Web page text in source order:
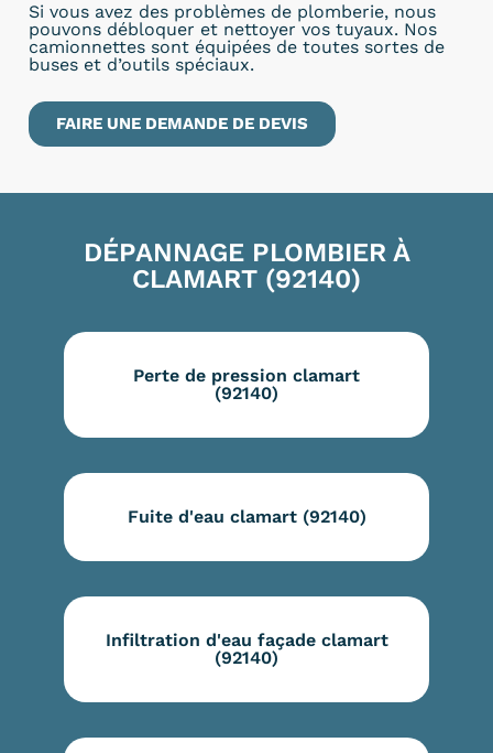
Si vous avez des problèmes de plomberie, nous
pouvons débloquer et nettoyer vos tuyaux. Nos
camionnettes sont équipées de toutes sortes de
buses et d’outils spéciaux.
FAIRE UNE DEMANDE DE DEVIS
DÉPANNAGE PLOMBIER À
CLAMART (92140)
Perte de pression clamart
(92140)
Fuite d'eau clamart (92140)
Infiltration d'eau façade clamart
(92140)